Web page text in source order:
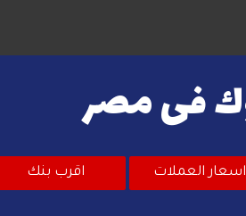
فى مصر
اسعار العملات اقرب بنك